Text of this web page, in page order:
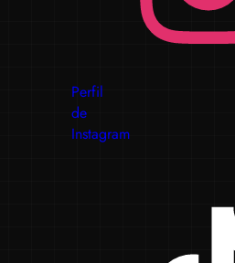
Perfil
de
Instagram